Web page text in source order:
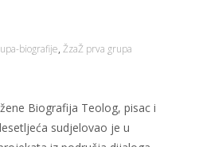
biografije, ŽzaŽ prva grupa
Biografija Teolog, pisac i
sudjelovao je u